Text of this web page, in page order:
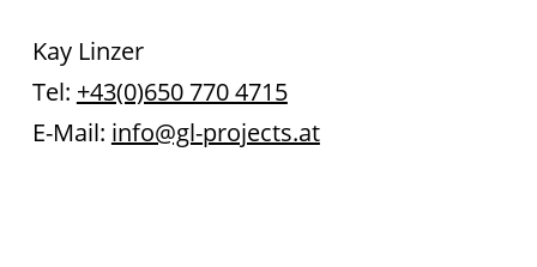
Kay Linzer
Tel: +43(0)650 770 4715
E-Mail: info@gl-projects.at